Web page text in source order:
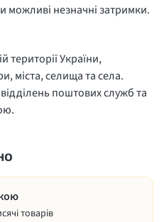
можливі незначні затримки.
території України,
міста, селища та села.
поштових служб та
товарів